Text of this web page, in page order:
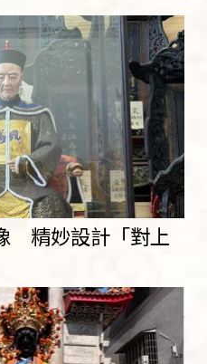
精妙設計「對上